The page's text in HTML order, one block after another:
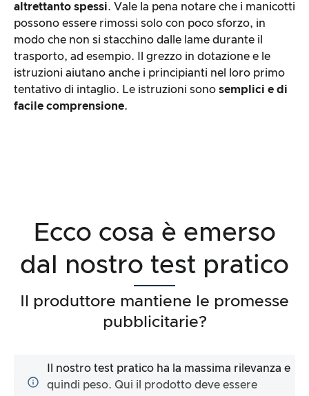
altrettanto spessi. Vale la pena notare che i manicotti
possono essere rimossi solo con poco sforzo, in
modo che non si stacchino dalle lame durante il
trasporto, ad esempio. Il grezzo in dotazione e le
istruzioni aiutano anche i principianti nel loro primo
tentativo di intaglio. Le istruzioni sono semplici e di
facile comprensione.
Ecco cosa è emerso
dal nostro test pratico
Il produttore mantiene le promesse
pubblicitarie?
Il nostro test pratico ha la massima rilevanza e
quindi peso. Qui il prodotto deve essere